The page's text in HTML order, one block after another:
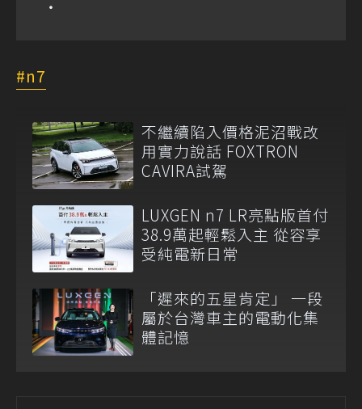
n7
不繼續陷入價格泥沼戰改
用實力說話 FOXTRON
CAVIRA試駕
LUXGEN n7 LR亮點版首付
38.9萬起輕鬆入主 從容享
受純電新日常
「遲來的五星肯定」 一段
屬於台灣車主的電動化集
體記憶